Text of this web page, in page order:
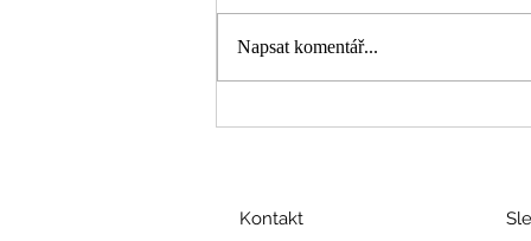
INTELEKTUÁL JE JEN
Napsat komentář...
Kontakt